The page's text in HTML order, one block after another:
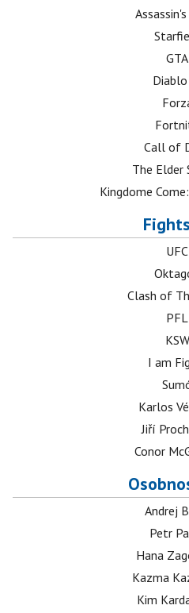
GTA
Call of
The Elder
Kingdome
UFC
Clash of
PFL
KSW
I am
Karlos
Jiří
Conor
Andrej
Petr
Hana
Kazma
Kim